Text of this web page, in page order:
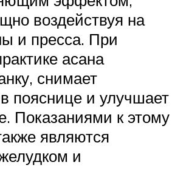
воздействуя на
и пресса. При
асана
снимает
пояснице и улучшает
Показаниями к этому
являются
и